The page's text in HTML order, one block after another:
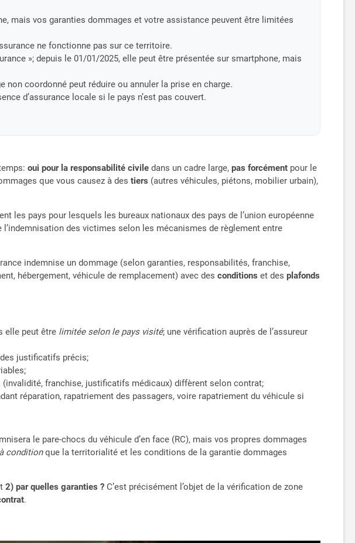
mais vos garanties dommages et votre assistance peuvent être limitées
ne fonctionne pas sur ce territoire.
»; depuis le 01/01/2025, elle peut être présentée sur smartphone, mais
non coordonné peut réduire ou annuler la prise en charge.
d’assurance locale si le pays n’est pas couvert.
oui pour la responsabilité civile dans un cadre large,pas forcément pour le
que vous causez à destiers (autres véhicules, piétons, mobilier urbain),
les pays pour lesquels les bureaux nationaux des pays de l’union européenne
des victimes selon les mécanismes de règlement entre
indemnise un dommage (selon garanties, responsabilités, franchise,
hébergement, véhicule de remplacement) avec desconditions et desplafonds
elle peut être limitée selon le pays visité; une vérification auprès de l’assureur
justificatifs précis;
franchise, justificatifs médicaux) diffèrent selon contrat;
réparation, rapatriement des passagers, voire rapatriement du véhicule si
le pare-chocs du véhicule d’en face (RC), mais vos propres dommages
à conditionque la territorialité et les conditions de la garantie dommages
2) par quelles garanties ? C’est précisément l’objet de la vérification de zone
.